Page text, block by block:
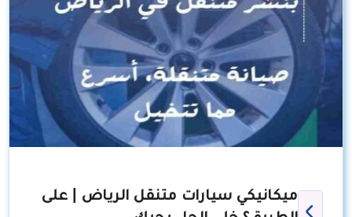
ميكانيكي سيارات متنقل الرياض | على